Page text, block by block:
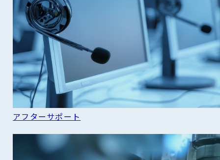
アフターサポート